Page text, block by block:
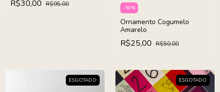
R$30,00 R$95,00
-50%
Ornamento Cogumelo
Amarelo
R$25,00 R$50,00
ESGOTADO ESGOTADO